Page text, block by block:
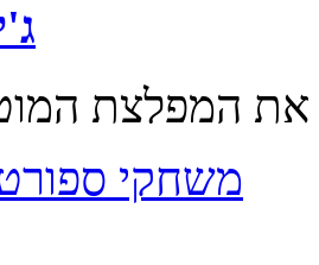
משחקי